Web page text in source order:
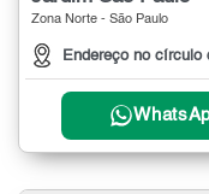
Zona Norte - São Paulo
Endereço no círculo